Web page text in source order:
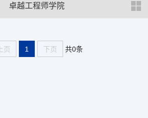
卓越工程师学院
上页 1 下页 共0条